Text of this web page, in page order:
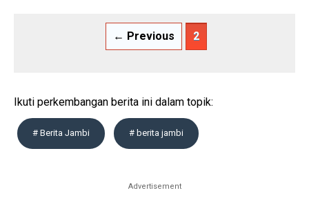
← Previous 2
Ikuti perkembangan berita ini dalam topik:
# Berita Jambi # berita jambi
Advertisement